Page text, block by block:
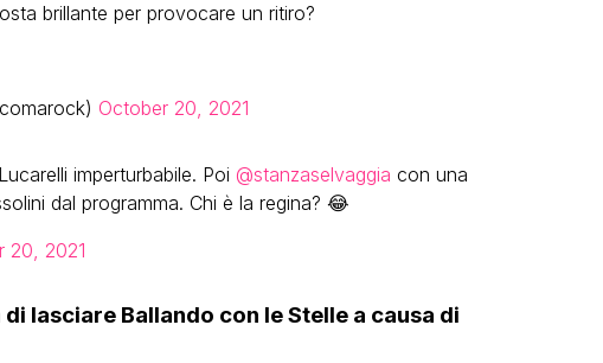
brillante per provocare un ritiro?
October 20, 2021
imperturbabile. Poi @stanzaselvaggia con una
dal programma. Chi è la regina? 😂
20, 2021
lasciare Ballando con le Stelle a causa di